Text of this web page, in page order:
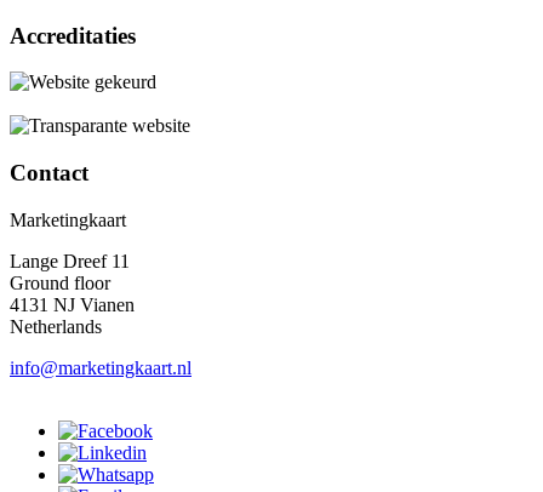
Accreditaties
Contact
Marketingkaart
Lange Dreef 11
Ground floor
4131 NJ Vianen
Netherlands
info@marketingkaart.nl